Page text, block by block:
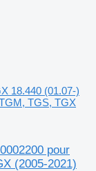
18.440 (01.07-)
TGS, TGX
pour
(2005-2021)